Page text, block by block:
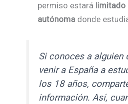
permiso estará limitado
autónoma donde
Si conoces a alguien
venir a España a
los 18 años,
información. Así,